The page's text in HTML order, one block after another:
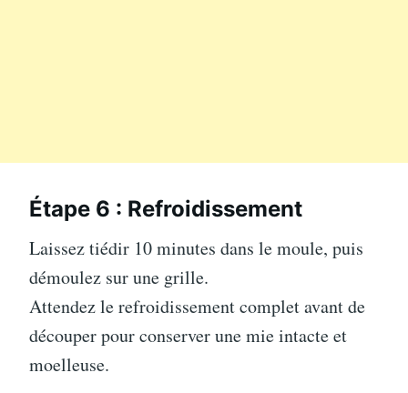
Étape 6 : Refroidissement
Laissez tiédir 10 minutes dans le moule, puis
démoulez sur une grille.
Attendez le refroidissement complet avant de
découper pour conserver une mie intacte et
moelleuse.